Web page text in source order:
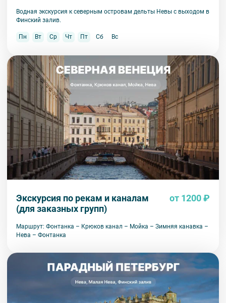
Водная экскурсия к северным островам дельты Невы с выходом в
Финский залив.
Пн Вт Ср Чт Пт Сб Вс
Экскурсия по рекам и каналам
(для заказных групп)
от 1200 ₽
Маршрут: Фонтанка – Крюков канал – Мойка – Зимняя канавка –
Нева – Фонтанка